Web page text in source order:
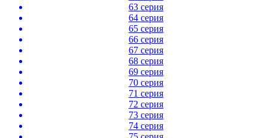
63 серия
64 серия
65 серия
66 серия
67 серия
68 серия
69 серия
70 серия
71 серия
72 серия
73 серия
74 серия